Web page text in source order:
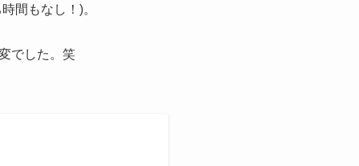
間もなし！)。
でした。笑